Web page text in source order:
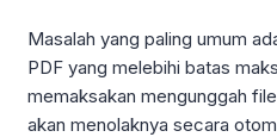
Masalah yang paling umum
PDF yang melebihi batas
memaksakan mengunggah
akan menolaknya secara